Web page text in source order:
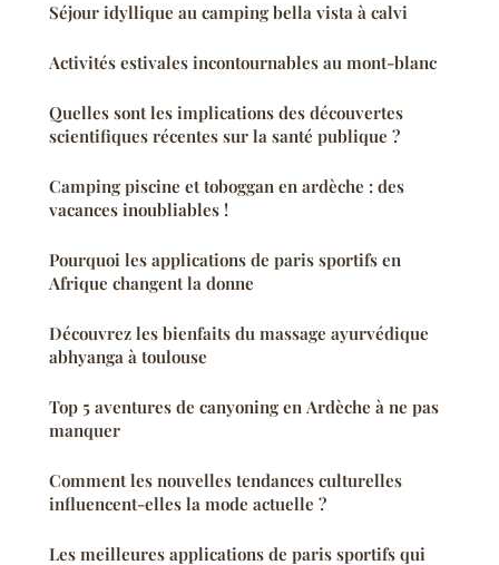
Séjour idyllique au camping bella vista à calvi
Activités estivales incontournables au mont-blanc
Quelles sont les implications des découvertes
scientifiques récentes sur la santé publique ?
Camping piscine et toboggan en ardèche : des
vacances inoubliables !
Pourquoi les applications de paris sportifs en
Afrique changent la donne
Découvrez les bienfaits du massage ayurvédique
abhyanga à toulouse
Top 5 aventures de canyoning en Ardèche à ne pas
manquer
Comment les nouvelles tendances culturelles
influencent-elles la mode actuelle ?
Les meilleures applications de paris sportifs qui